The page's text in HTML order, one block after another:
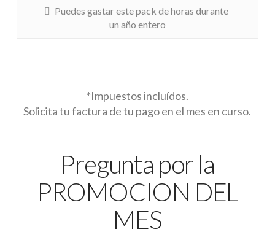
Puedes gastar este pack de horas durante
un año entero
*Impuestos incluídos.
Solicita tu factura de tu pago en el mes en curso.
Pregunta por la
PROMOCION DEL
MES